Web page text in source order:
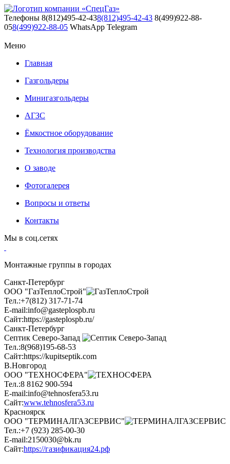
Телефоны 8(812)495-42-438(812)495-42-43 8(499)922-88-
058(499)922-88-05 WhatsApp Telegram
Меню
Главная
Газгольдеры
Минигазгольдеры
АГЗС
Ёмкостное оборудование
Технология производства
О заводе
Фотогалерея
Вопросы и ответы
Контакты
Мы в соц.сетях
Монтажные группы в городах
Санкт-Петербург
ООО "ГазТеплоСтрой"
Тел.:+7(812) 317-71-74
E-mail:info@gasteplospb.ru
Сайт:https://gasteplospb.ru/
Санкт-Петербург
Септик Северо-Запад
Тел.:8(968)195-68-53
Сайт:https://kupitseptik.com
В.Новгород
ООО "ТЕХНОСФЕРА"
Тел.:8 8162 900-594
E-mail:info@tehnosfera53.ru
Сайт:www.tehnosfera53.ru
Красноярск
ООО "ТЕРМИНАЛГАЗСЕРВИС"
Тел.:+7 (923) 285-00-30
E-mail:2150030@bk.ru
Сайт:https://газификация24.рф